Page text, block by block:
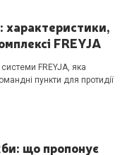
характеристики,
FREYJA
FREYJA, яка
пункти для протидії
що пропонує